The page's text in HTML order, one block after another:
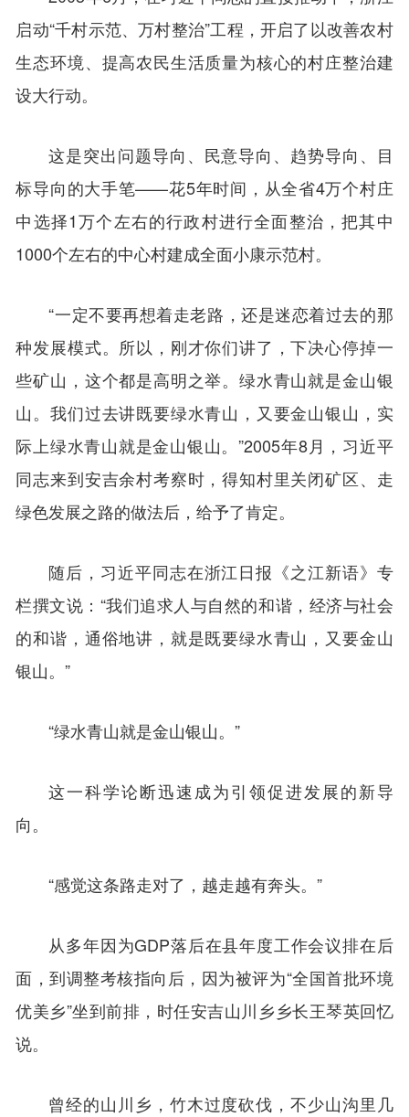
启动“千村示范、万村整治”工程，开启了以改善农村
生态环境、提高农民生活质量为核心的村庄整治建
设大行动。
这是突出问题导向、民意导向、趋势导向、目
标导向的大手笔——花5年时间，从全省4万个村庄
中选择1万个左右的行政村进行全面整治，把其中
1000个左右的中心村建成全面小康示范村。
“一定不要再想着走老路，还是迷恋着过去的那
种发展模式。所以，刚才你们讲了，下决心停掉一
些矿山，这个都是高明之举。绿水青山就是金山银
山。我们过去讲既要绿水青山，又要金山银山，实
际上绿水青山就是金山银山。”2005年8月，习近平
同志来到安吉余村考察时，得知村里关闭矿区、走
绿色发展之路的做法后，给予了肯定。
随后，习近平同志在浙江日报《之江新语》专
栏撰文说：“我们追求人与自然的和谐，经济与社会
的和谐，通俗地讲，就是既要绿水青山，又要金山
银山。”
“绿水青山就是金山银山。”
这一科学论断迅速成为引领促进发展的新导
向。
“感觉这条路走对了，越走越有奔头。”
从多年因为GDP落后在县年度工作会议排在后
面，到调整考核指向后，因为被评为“全国首批环境
优美乡”坐到前排，时任安吉山川乡乡长王琴英回忆
说。
曾经的山川乡，竹木过度砍伐，不少山沟里几